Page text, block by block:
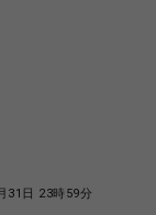
31日 23時59分